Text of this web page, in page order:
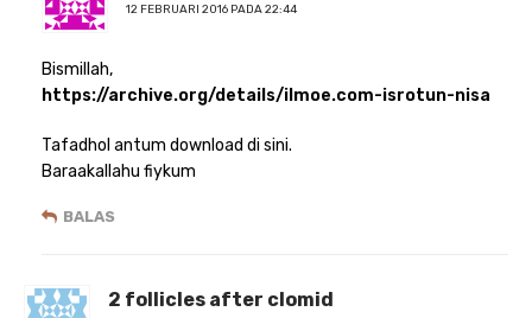
12 FEBRUARI 2016 PADA 22:44
Bismillah,
https://archive.org/details/ilmoe.com-isrotun-nisa
Tafadhol antum download di sini.
Baraakallahu fiykum
BALAS
2 follicles after clomid